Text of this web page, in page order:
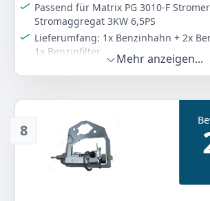
Passend für Matrix PG 3010-F
Stromaggregat 3KW 6,5PS
Lieferumfang: 1x Benzinhahn + 2x
1x Benzinfilter
Farbe Hersteller
Mehr anzeigen...
8